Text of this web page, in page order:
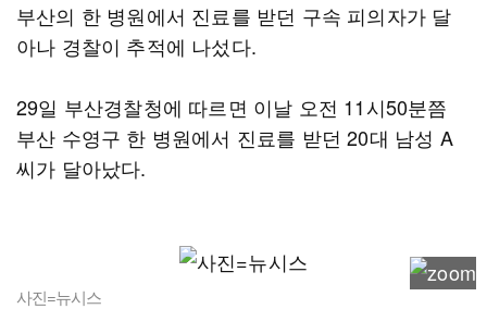
부산의 한 병원에서 진료를 받던 구속 피의자가 달
아나 경찰이 추적에 나섰다.
29일 부산경찰청에 따르면 이날 오전 11시50분쯤
부산 수영구 한 병원에서 진료를 받던 20대 남성 A
씨가 달아났다.
사진=뉴시스